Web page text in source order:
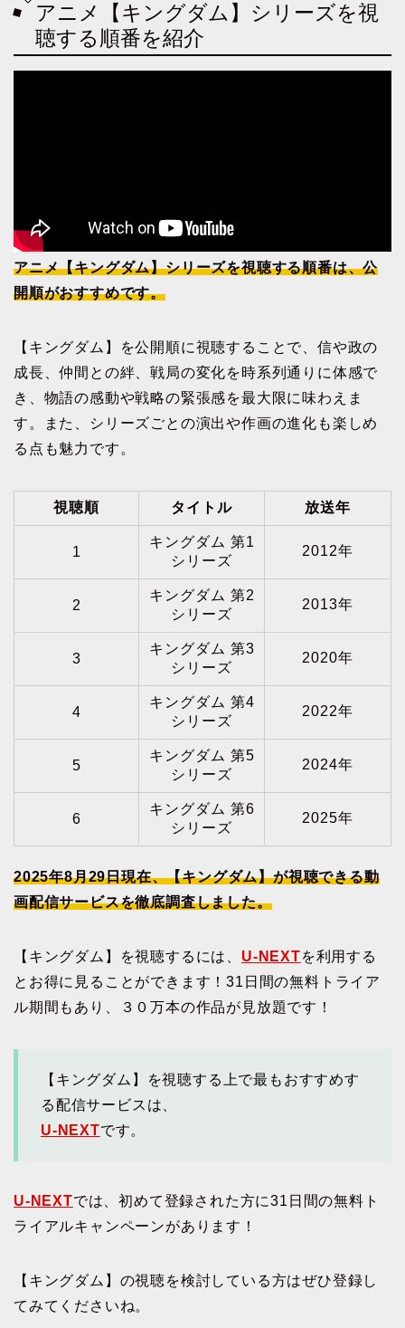
アニメ【キングダム】シリーズを視
聴する順番を紹介
アニメ【キングダム】シリーズを視聴する順番は、公
開順がおすすめです。
【キングダム】を公開順に視聴することで、信や政の
成長、仲間との絆、戦局の変化を時系列通りに体感で
き、物語の感動や戦略の緊張感を最大限に味わえま
す。また、シリーズごとの演出や作画の進化も楽しめ
る点も魅力です。
視聴順 タイトル 放送年
1
キングダム 第1
シリーズ
2012年
2
キングダム 第2
シリーズ
2013年
3
キングダム 第3
シリーズ
2020年
4
キングダム 第4
シリーズ
2022年
5
キングダム 第5
シリーズ
2024年
6
キングダム 第6
シリーズ
2025年
2025年8月29日現在、【キングダム】が視聴できる動
画配信サービスを徹底調査しました。
【キングダム】を視聴するには、 U-NEXTを利用する
とお得に見ることができます！31日間の無料トライア
ル期間もあり、３０万本の作品が見放題です！
【キングダム】を視聴する上で最もおすすめす
る配信サービスは、
U-NEXTです。
U-NEXTでは、初めて登録された方に31日間の無料ト
ライアルキャンペーンがあります！
【キングダム】の視聴を検討している方はぜひ登録し
てみてくださいね。